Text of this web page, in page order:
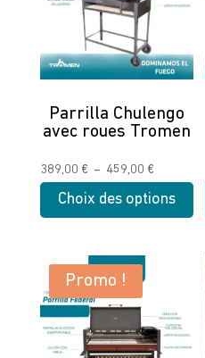
Parrilla Chulengo
avec roues Tromen
389,00 € – 459,00 €Plage
prix :
Choix des options
plusieurs
variations.
Les
Promo !